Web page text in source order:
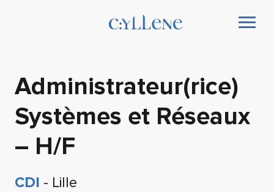
Administrateur(rice)
Systèmes et Réseaux
– H/F
CDI - Lille